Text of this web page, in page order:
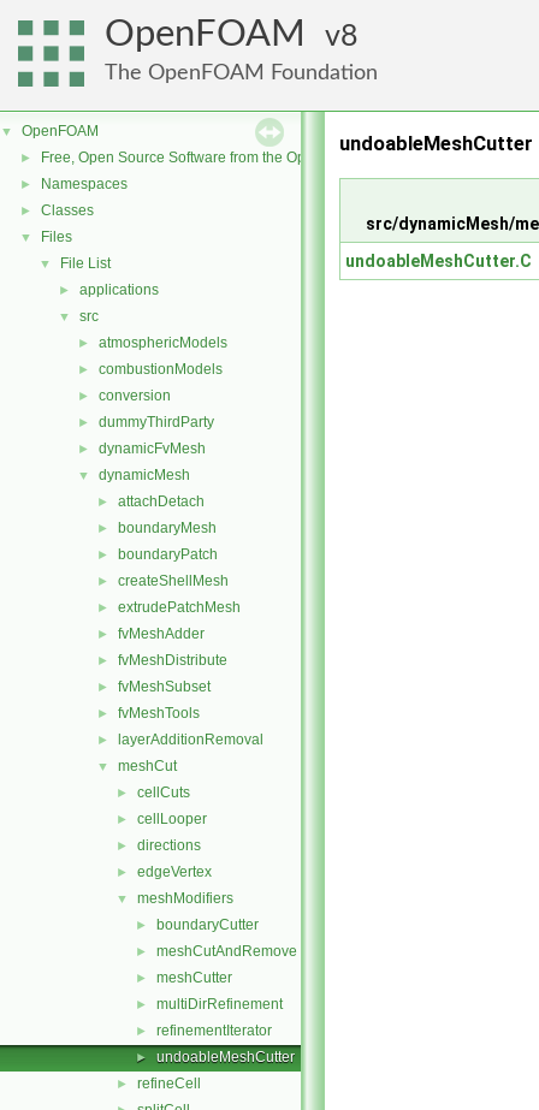
OpenFOAM 8
The OpenFOAM Foundation
▼ OpenFOAM
► Free, Open Source Software from the OpenFOAM Foundation
► Namespaces
► Classes
▼ Files
▼ File List
► applications
▼ src
► atmosphericModels
► combustionModels
► conversion
► dummyThirdParty
► dynamicFvMesh
▼ dynamicMesh
► attachDetach
► boundaryMesh
► boundaryPatch
► createShellMesh
► extrudePatchMesh
► fvMeshAdder
► fvMeshDistribute
► fvMeshSubset
► fvMeshTools
► layerAdditionRemoval
▼ meshCut
► cellCuts
► cellLooper
► directions
► edgeVertex
▼ meshModifiers
► boundaryCutter
► meshCutAndRemove
► meshCutter
► multiDirRefinement
► refinementIterator
► undoableMeshCutter
► refineCell
src/dynamicMesh/
undoableMeshCutter.C